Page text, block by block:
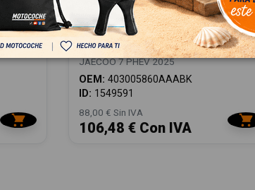
JUEGO ALFOMBRILLAS
403005860AAABK
403005860AAABK
JAECOO 7 PHEV 2025
OEM: 403005860AAABK
ID: 1549591
88,00 € Sin IVA
106,48 € Con IVA